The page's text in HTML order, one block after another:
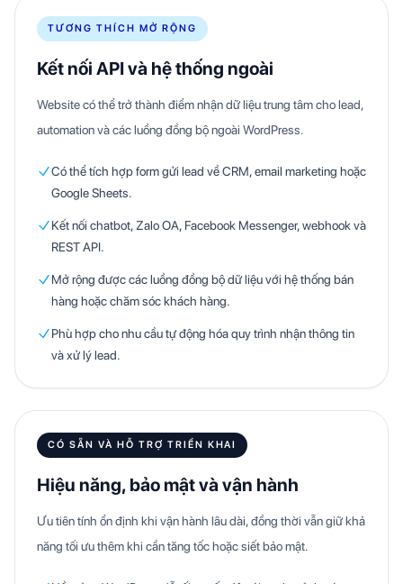
TƯƠNG THÍCH MỞ RỘNG
Kết nối API và hệ thống ngoài
Website có thể trở thành điểm nhận dữ liệu trung tâm cho lead,
automation và các luồng đồng bộ ngoài WordPress.
Có thể tích hợp form gửi lead về CRM, email marketing hoặc
Google Sheets.
Kết nối chatbot, Zalo OA, Facebook Messenger, webhook và
REST API.
Mở rộng được các luồng đồng bộ dữ liệu với hệ thống bán
hàng hoặc chăm sóc khách hàng.
Phù hợp cho nhu cầu tự động hóa quy trình nhận thông tin
và xử lý lead.
CÓ SẴN VÀ HỖ TRỢ TRIỂN KHAI
Hiệu năng, bảo mật và vận hành
Ưu tiên tính ổn định khi vận hành lâu dài, đồng thời vẫn giữ khả
năng tối ưu thêm khi cần tăng tốc hoặc siết bảo mật.